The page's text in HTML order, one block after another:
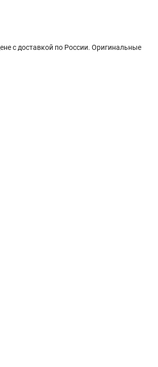
с доставкой по России. Оригинальные